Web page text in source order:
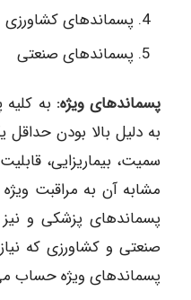
پسماندهای کشاورزی
پسماندهای صنعتی
پسماندهای ویژه: به
به دلیل بالا بودن
سمیت، بیماریزایی،
مشابه آن به مراقبت
پسماندهای پزشکی و
صنعتی و کشاورزی که
پسماندهای ویژه حساب